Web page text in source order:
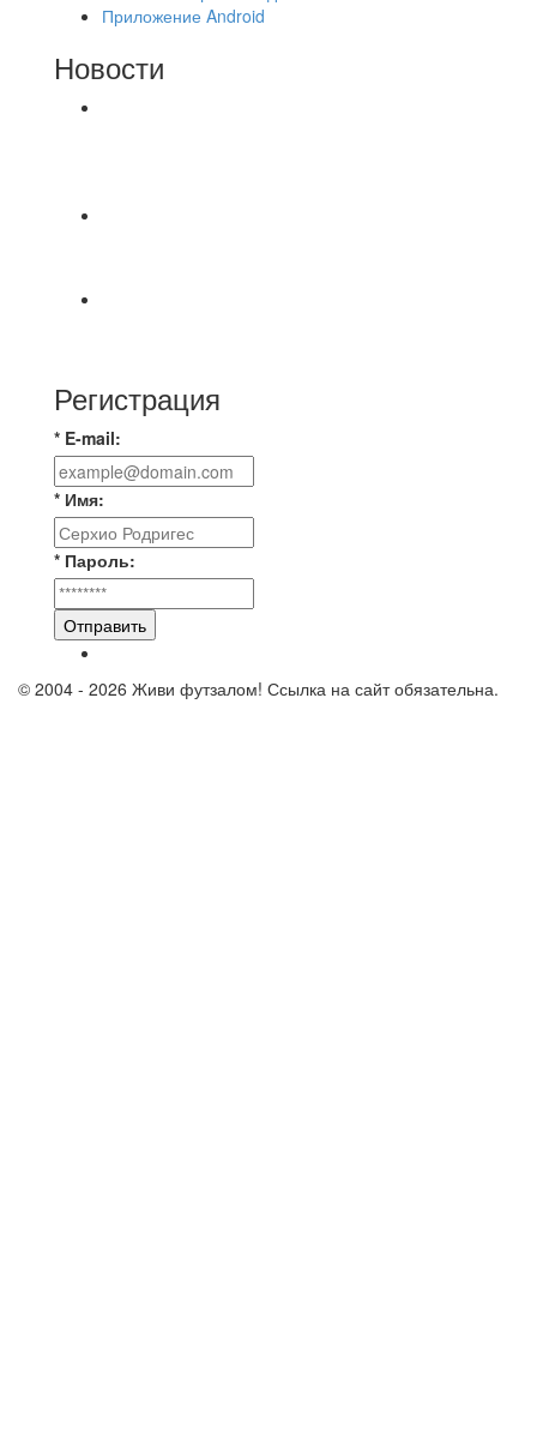
Приложение Android
Новости
Регистрация
* E-mail:
* Имя:
* Пароль:
Отправить
© 2004 - 2026 Живи футзалом! Ссылка на сайт обязательна.